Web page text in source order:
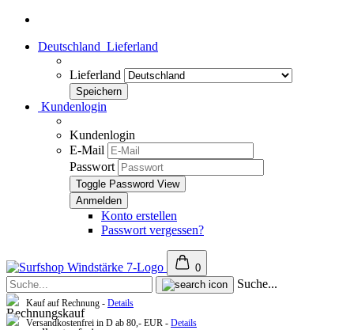
Deutschland Lieferland
Lieferland
Kundenlogin
Kundenlogin
E-Mail
Passwort
Toggle Password View
Konto erstellen
Passwort vergessen?
0
Suche...
Kauf auf Rechnung - Details
Versandkostenfrei in D ab 80,- EUR - Details